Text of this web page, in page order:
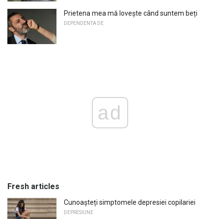
Prietena mea mă lovește când suntem beți
DEPENDENTA DE
ad
Fresh articles
Cunoașteți simptomele depresiei copilariei
DEPRESIUNE